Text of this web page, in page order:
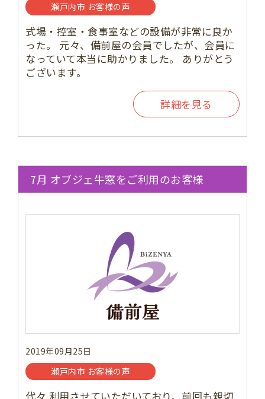
瀬戸内市 お客様の声
式場・控室・食事室などの設備が非常に良か
った。 元々、備前屋の会員でしたが、会員に
なっていて本当に助かりました。 ありがとう
ございます。
詳細を見る
7月 オブジェ牛窓をご利用のお客様
2019年09月25日
瀬戸内市 お客様の声
代々 利用させていただいており、前回も親切